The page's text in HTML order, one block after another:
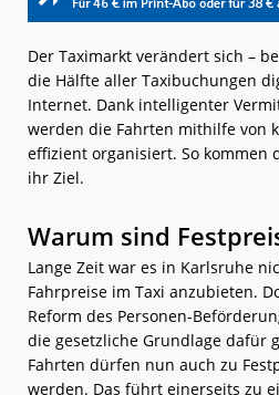
Der Taximarkt verändert sich –
die Hälfte aller Taxibuchungen
Internet. Dank intelligenter
werden die Fahrten mithilfe von
effizient organisiert. So kommen
ihr Ziel.
Warum sind
Lange Zeit war es in Karlsruhe
Fahrpreise im Taxi anzubieten.
Reform des Personen-
die gesetzliche Grundlage dafür
Fahrten dürfen nun auch zu
werden. Das führt einerseits zu